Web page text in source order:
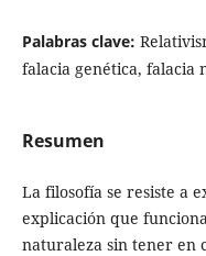
Palabras clave:
falacia genética, falacia
Resumen
La filosofía se resiste a
explicación que
naturaleza sin tener en